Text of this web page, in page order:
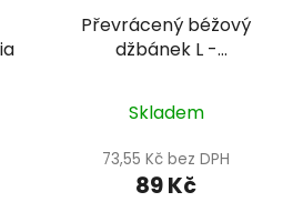
Převrácený béžový
džbánek L -
Skladem
73,55 Kč bez DPH
89 Kč